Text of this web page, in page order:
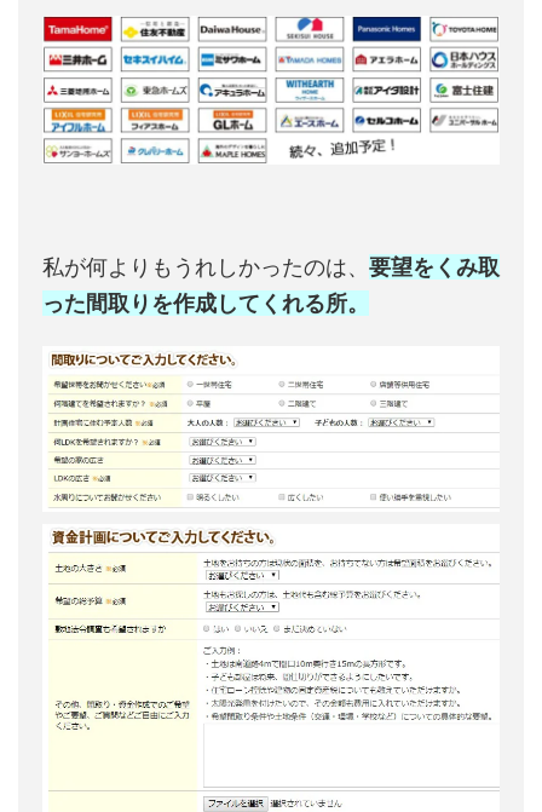
私が何よりもうれしかったのは、 要望をくみ取
った間取りを作成してくれる所。